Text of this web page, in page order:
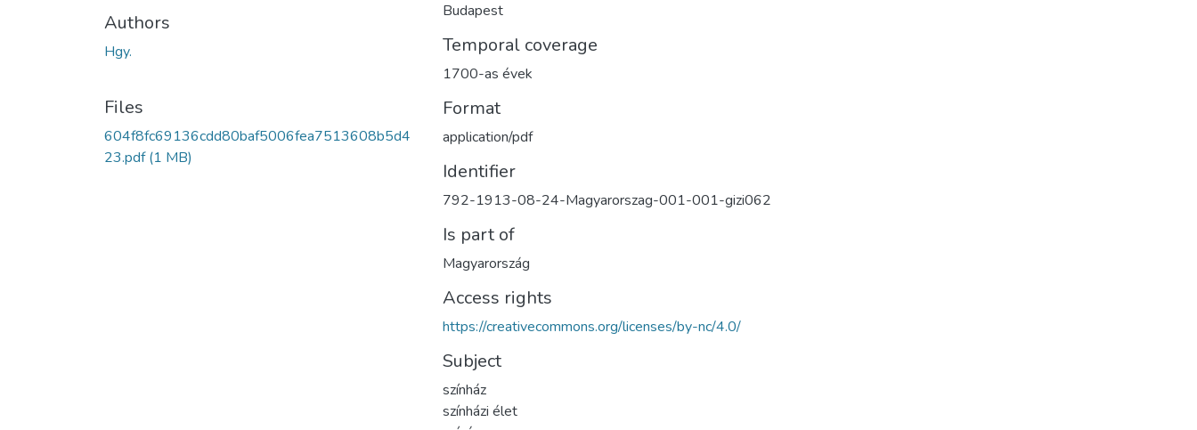
Authors
Hgy.
Files
604f8fc69136cdd80baf5006fea7513608b5d4
23.pdf(1 MB)
Budapest
Temporal coverage
1700-as évek
Format
application/pdf
Identifier
792-1913-08-24-Magyarorszag-001-001-gizi062
Is part of
Magyarország
Access rights
https://creativecommons.org/licenses/by-nc/4.0/
Subject
színház
színházi élet